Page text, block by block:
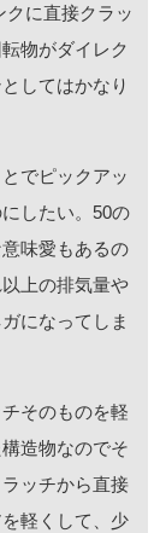
に直接クラッ
物がダイレク
してはかなり
でピックアッ
したい。50の
味愛もあるの
上の排気量や
になってしま
そのものを軽
造物なのでそ
ッチから直接
軽くして、少